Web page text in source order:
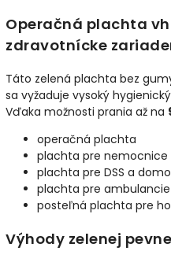
Operačná plachta
zdravotnícke
Táto zelená plachta bez
sa vyžaduje vysoký
Vďaka možnosti prania až na
operačná plachta
plachta pre nemocnice
plachta pre DSS a
plachta pre ambulancie
posteľná plachta pre
Výhody zelenej